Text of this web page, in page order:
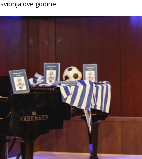
svibnja ove godine.